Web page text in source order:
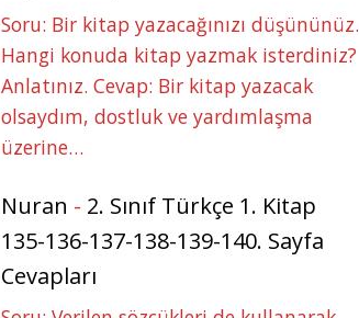
Soru: Bir kitap yazacağınızı düşününüz.
Hangi konuda kitap yazmak isterdiniz?
Anlatınız. Cevap: Bir kitap yazacak
olsaydım, dostluk ve yardımlaşma
üzerine…
Nuran - 2. Sınıf Türkçe 1. Kitap
135-136-137-138-139-140. Sayfa
Cevapları